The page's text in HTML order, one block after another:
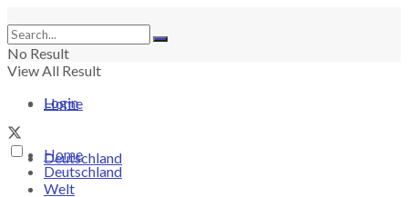
No Result
View All Result
Login
Home
Deutschland
Home
Deutschland
Welt